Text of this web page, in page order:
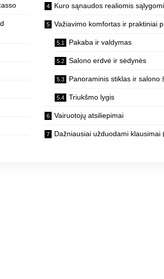
Kuro sąnaudos realiomis
Važiavimo komfortas ir praktiniai
Pakaba ir valdymas
Salono erdvė ir sėdynės
Panoraminis stiklas ir salono
Triukšmo lygis
Vairuotojų atsiliepimai
Dažniausiai užduodami klausimai